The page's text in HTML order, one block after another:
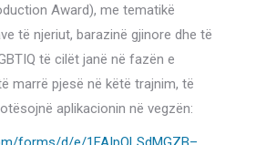
Award), me tematikë
të njeriut, barazinë gjinore dhe të
të cilët janë në fazën e
marrë pjesë në këtë trajnim, të
aplikacionin në vegzën: